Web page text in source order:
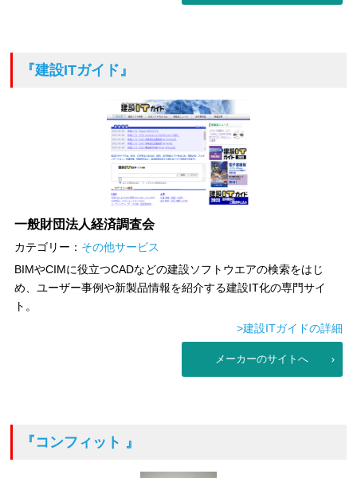
『建設ITガイド』
一般財団法人経済調査会
カテゴリー： その他サービス
BIMやCIMに役立つCADなどの建設ソフトウエアの検索をはじ
め、ユーザー事例や新製品情報を紹介する建設IT化の専門サイ
ト。
>建設ITガイドの詳細
メーカーのサイトへ
『コンフィット 』